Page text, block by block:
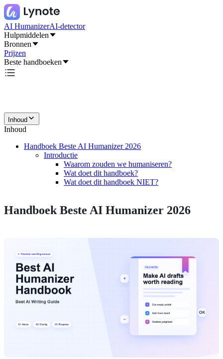
AI HumanizerAI-detector
Hulpmiddelen
Bronnen
Prijzen
Beste handboeken
Inhoud
Inhoud
Handboek Beste AI Humanizer 2026
Introductie
Waarom zouden we humaniseren?
Wat doet dit handboek?
Wat doet dit handboek NIET?
Handboek Beste AI Humanizer 2026